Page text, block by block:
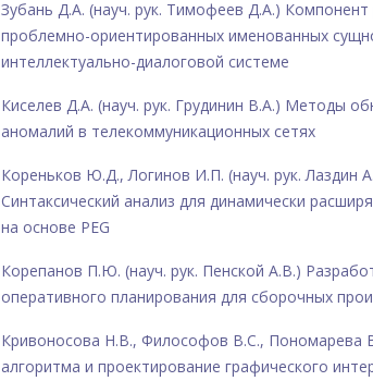
Зубань Д.А. (науч. рук. Тимофеев Д.А.) Компонент
проблемно-ориентированных именованных
интеллектуально-диалоговой системе
Киселев Д.А. (науч. рук. Грудинин В.А.) Методы
аномалий в телекоммуникационных сетях
Кореньков Ю.Д., Логинов И.П. (науч. рук. Лаздин
Синтаксический анализ для динамически
на основе PEG
Корепанов П.Ю. (науч. рук. Пенской А.В.)
оперативного планирования для сборочных
Кривоносова Н.В., Философов В.С., Пономарева
алгоритма и проектирование графического